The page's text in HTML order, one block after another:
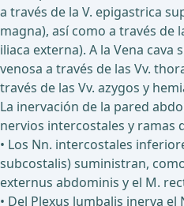
a través de la V. epigastrica
magna), así como a través de
iliaca externa). A la Vena
venosa a través de las Vv.
través de las Vv. azygos y
La inervación de la pared
nervios intercostales y ramas
• Los Nn. intercostales
subcostalis) suministran,
externus abdominis y el M.
• Del Plexus lumbalis inerva